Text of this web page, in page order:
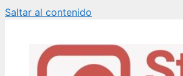
Saltar al contenido